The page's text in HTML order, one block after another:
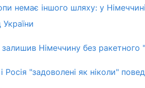
немає іншого шляху: у
України
Німеччину без ракетного
Росія "задоволені як ніколи"